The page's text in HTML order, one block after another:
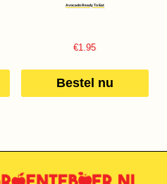
Avocado Ready To Eat
€1.95
Bestel nu